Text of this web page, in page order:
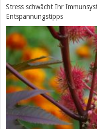
Stress schwächt Ihr
Entspannungstipps